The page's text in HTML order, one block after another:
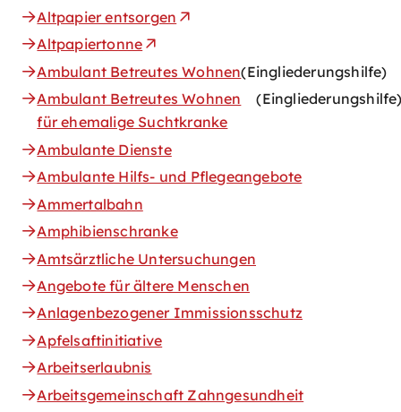
Altpapier entsorgen
Altpapiertonne
Ambulant Betreutes Wohnen(Eingliederungshilfe)
Ambulant Betreutes Wohnen
für ehemalige Suchtkranke
Ambulante Dienste
Ambulante Hilfs- und Pflegeangebote
Ammertalbahn
Amphibienschranke
Amtsärztliche Untersuchungen
Angebote für ältere Menschen
Anlagenbezogener Immissionsschutz
Apfelsaftinitiative
Arbeitserlaubnis
Arbeitsgemeinschaft Zahngesundheit